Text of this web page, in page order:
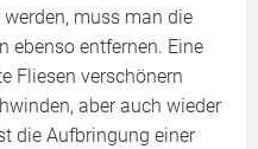
muss man die
ebenso entfernen. Eine
Fliesen verschönern
aber auch wieder
die Aufbringung einer